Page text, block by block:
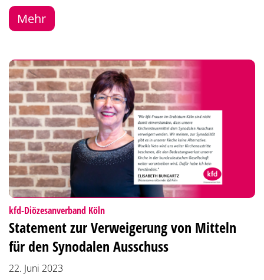
Mehr
kfd-Diözesanverband Köln:
Statement zur Verweigerung von Mitteln
für den Synodalen Ausschuss
22. Juni 2023